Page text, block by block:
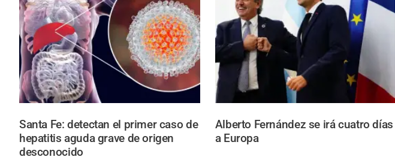
Santa Fe: detectan el primer caso de
hepatitis aguda grave de origen
desconocido
Alberto Fernández se irá cuatro días
a Europa